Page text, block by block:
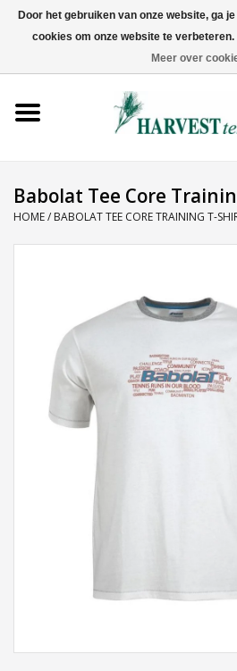
Tenniskleding
Snaren
Babolat Tee Core
HOME/ BABOLAT TEE CORE TRAINING T-
Door het gebruiken van onze website, ga
cookies om onze website te verbeteren.
Meer over